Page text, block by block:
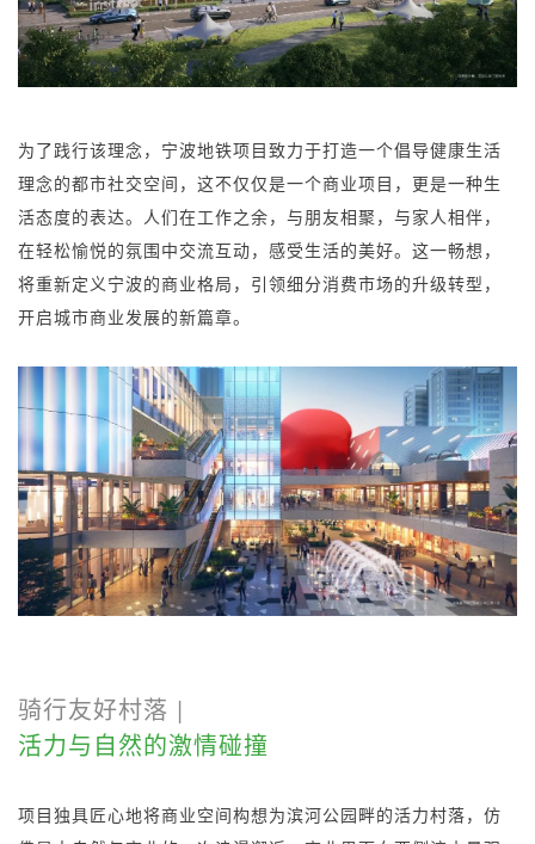
为了践行该理念，宁波地铁项目致力于打造一个倡导健康生活
理念的都市社交空间，这不仅仅是一个商业项目，更是一种生
活态度的表达。人们在工作之余，与朋友相聚，与家人相伴，
在轻松愉悦的氛围中交流互动，感受生活的美好。这一畅想，
将重新定义宁波的商业格局，引领细分消费市场的升级转型，
开启城市商业发展的新篇章。
骑行友好村落 |
活力与自然的激情碰撞
项目独具匠心地将商业空间构想为滨河公园畔的活力村落，仿